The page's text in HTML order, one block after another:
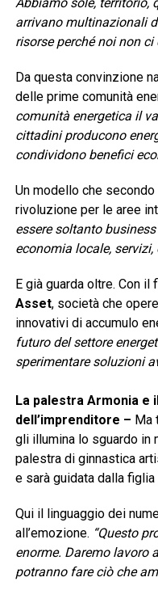
arrivano multinazionali
risorse perché noi non
Da questa convinzione
delle prime comunità
comunità energetica il
cittadini producono
condividono benefici
Un modello che
rivoluzione per le aree
essere soltanto
economia locale, servizi,
E già guarda oltre. Con il
Asset, società che
innovativi di accumulo
futuro del settore
sperimentare soluzioni
La palestra Armonia e
dell’imprenditore – Ma
gli illumina lo sguardo in
palestra di ginnastica
e sarà guidata dalla figlia
Qui il linguaggio dei
all’emozione. “Questo
enorme. Daremo lavoro
potranno fare ciò che